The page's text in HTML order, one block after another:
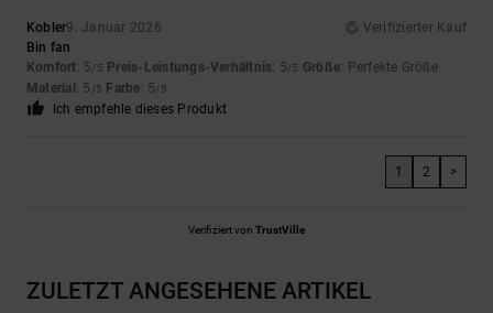
Kobler9. Januar 2026
Verifizierter Kauf
Bin fan
Komfort: 5/5 Preis-Leistungs-Verhältnis: 5/5 Größe: Perfekte Größe
Material : 5 /5 Farbe: 5/5
Ich empfehle dieses Produkt
1 2 >
Verifiziert von TrustVille
ZULETZT ANGESEHENE ARTIKEL